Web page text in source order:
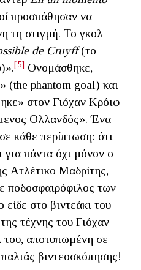
προσπάθησαν να
τη στιγμή. Το γκολ
de Cruyff(το
[5] Ονομάσθηκε,
(the phantom goal) και
στον Γιόχαν Κρόιφ
Ολλανδός». Ένα
κάθε περίπτωση: ότι
πάντα όχι μόνον ο
Ατλέτικο Μαδρίτης,
ποδοσφαιρόφιλος των
στο βιντεάκι του
τέχνης του Γιόχαν
του, αποτυπωμένη σε
βιντεοσκόπησης!